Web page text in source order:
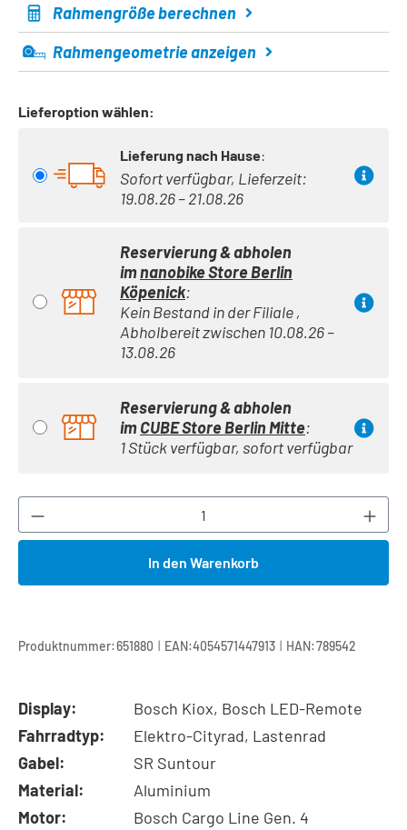
Rahmengröße berechnen
Rahmengeometrie anzeigen
Lieferoption wählen:
Lieferung nach Hause:
Sofort verfügbar, Lieferzeit:
19.08.26 – 21.08.26
Reservierung & abholen
imnanobike Store Berlin
Köpenick:
Kein Bestand in der Filiale ,
Abholbereit zwischen 10.08.26 –
13.08.26
Reservierung & abholen
imCUBE Store Berlin Mitte:
1 Stück verfügbar, sofort verfügbar
Produkt Anzahl: Gib den gewünschten
In den Warenkorb
Produktnummer:651880 | EAN:4054571447913 | HAN:789542
Display:
Bosch Kiox, Bosch LED-Remote
Fahrradtyp:
Elektro-Cityrad, Lastenrad
Gabel:
SR Suntour
Material:
Aluminium
Motor:
Bosch Cargo Line Gen. 4